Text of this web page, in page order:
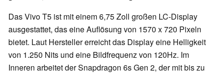
Das Vivo T5 ist mit einem 6,75 Zoll großen LC-Display
ausgestattet, das eine Auflösung von 1570 x 720 Pixeln
bietet. Laut Hersteller erreicht das Display eine Helligkeit
von 1.250 Nits und eine Bildfrequenz von 120Hz. Im
Inneren arbeitet der Snapdragon 6s Gen 2, der mit bis zu